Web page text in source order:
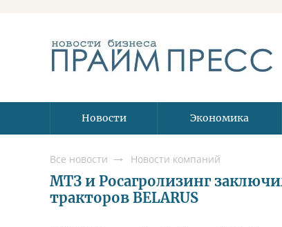
Новости Экономика
Все новости Новости компаний
МТЗ и Росагролизинг
тракторов BELARUS